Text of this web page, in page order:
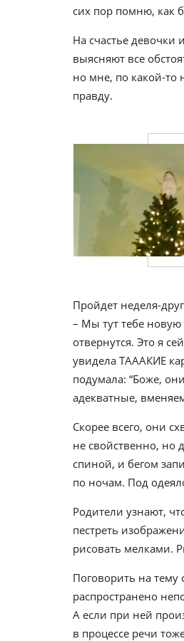
сих пор помню, как
На счастье
выясняют все
но мне, по какой-то
правду.
Пройдет неделя-
– Мы тут тебе
отвернутся. Это я
увидела ТАААКИЕ
подумала: “Боже,
адекватные,
Скорее всего, они
не свойственно, но
спиной, и бегом
по ночам. Под
Родители узнают,
пестреть
рисовать мелками.
Поговорить на тему
распространено
А если при ней
в процессе речи